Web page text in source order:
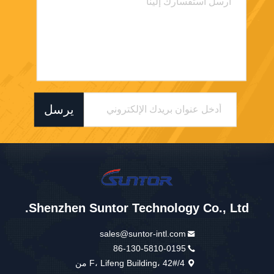
يرسل
Shenzhen Suntor Technology Co., Ltd.
sales@suntor-intl.com
86-130-5810-0195
4/F، Lifeng Building، 42# من